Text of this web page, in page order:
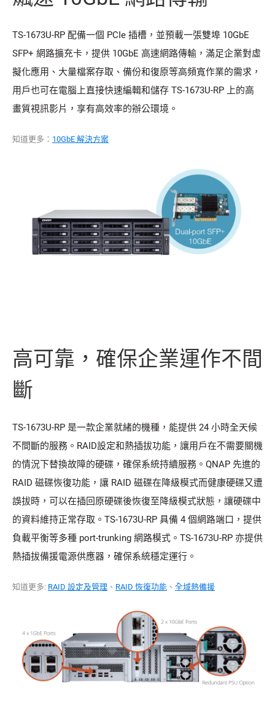
TS-1673U-RP 配備一個 PCIe 插槽，並預載一張雙埠 10GbE
SFP+ 網路擴充卡，提供 10GbE 高速網路傳輸，滿足企業對虛
擬化應用、大量檔案存取、備份和復原等高頻寬作業的需求，
用戶也可在電腦上直接快速編輯和儲存 TS-1673U-RP 上的高
畫質視訊影片，享有高效率的辦公環境。
知道更多： 10GbE 解決方案
高可靠，確保企業運作不間
斷
TS-1673U-RP 是一款企業就緒的機種，能提供 24 小時全天候
不間斷的服務。RAID設定和熱插拔功能，讓用戶在不需要關機
的情況下替換故障的硬碟，確保系統持續服務。QNAP 先進的
RAID 磁碟恢復功能，讓 RAID 磁碟在降級模式而健康硬碟又遭
誤拔時，可以在插回原硬碟後恢復至降級模式狀態，讓硬碟中
的資料維持正常存取。TS-1673U-RP 具備 4 個網路端口，提供
負載平衡等多種 port-trunking 網路模式。TS-1673U-RP 亦提供
熱插拔備援電源供應器，確保系統穩定運行。
知道更多: RAID 設定及管理 、 RAID 恢復功能 、 全域熱備援